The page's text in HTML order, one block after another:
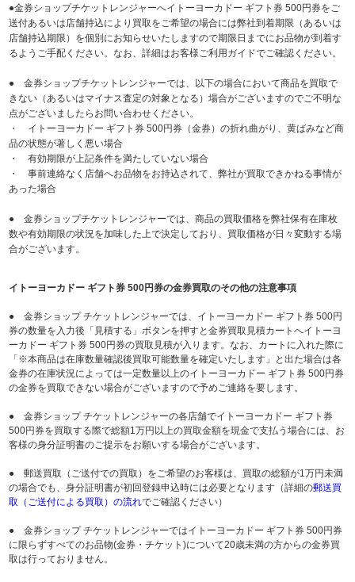
●金券ショップチケットレンジャーへイトーヨーカドー ギフト券 500円券をご
送付あるいは店舗持込により買取をご希望の場合には弊社到着期限（あるいは
店舗持込期限）を個別にお知らせいたしますので期限日までにお品物が到着す
るようご手配ください。なお、詳細はお客様ご利用ガイドでご確認ください。
● 金券ショップチケットレンジャーでは、以下の場合において商品を買取で
きない（あるいはマイナス査定の対象となる）場合がございますのでご不明な
点がございましたらお問い合わせください。
・ イトーヨーカドー ギフト券 500円券（金券）の折れ曲がり、黄ばみなど商
品の状態が著しく悪い場合
・ 有効期限が上記条件を満たしていない場合
・ 事前連絡なく店舗へお品物をお持込されて、弊社が買取できかねる事情が
あった場合
● 金券ショップチケットレンジャーでは、商品の買取価格を弊社保有在庫枚
数や有効期限の状況を加味した上で決定しており、買取価格が日々変動する場
合がございます。
イトーヨーカドー ギフト券 500円券の金券買取のその他の注意事項
● 金券ショップ チケットレンジャーでは、イトーヨーカドー ギフト券 500円
券の数量を入力後「見積する」ボタンを押すと金券買取見積カートへイトーヨ
ーカドー ギフト券 500円券の買取見積が入ります。なお、カートに入れた際に
「※本商品は在庫数量確認後買取可能数量を確定いたします」と出た場合は各
金券の在庫状況によっては一定数量以上のイトーヨーカドー ギフト券 500円券
の金券を買取できない場合がございますので予めご連絡を要します。
● 金券ショップ チケットレンジャーの各店舗でイトーヨーカドー ギフト券
500円券を買取する際で総額1万円以上の買取金額を現金で支払う場合には、お
客様の身分証明書のご提示をお願いする場合がございます。
● 郵送買取（ご送付での買取）をご希望のお客様は、買取の総額が1万円未満
の場合でも、身分証明書が初回登録申込時には必要となります（詳細の郵送買
取（ご送付による買取）の流れでご確認ください）
● 金券ショップ チケットレンジャーではイトーヨーカドー ギフト券 500円券
に限らずすべてのお品物(金券・チケット)について20歳未満の方からの金券買
取は行っておりません。